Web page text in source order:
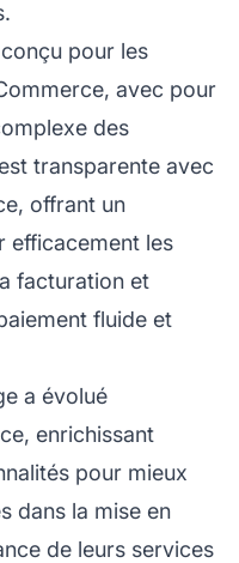
pour les
avec pour
des
transparente avec
offrant un
efficacement les
facturation et
fluide et
a évolué
enrichissant
pour mieux
dans la mise en
de leurs services